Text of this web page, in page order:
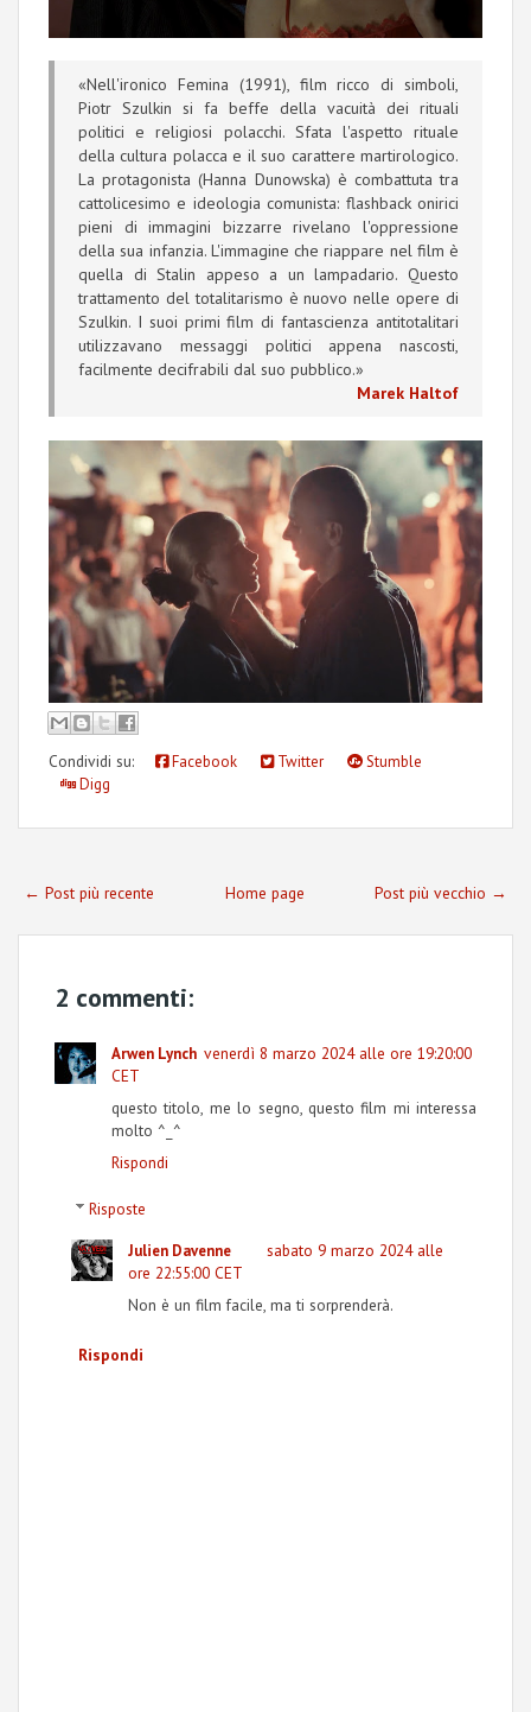
«Nell'ironico Femina (1991), film ricco di simboli,
Piotr Szulkin si fa beffe della vacuità dei rituali
politici e religiosi polacchi. Sfata l'aspetto rituale
della cultura polacca e il suo carattere martirologico.
La protagonista (Hanna Dunowska) è combattuta tra
cattolicesimo e ideologia comunista: flashback onirici
pieni di immagini bizzarre rivelano l'oppressione
della sua infanzia. L'immagine che riappare nel film è
quella di Stalin appeso a un lampadario. Questo
trattamento del totalitarismo è nuovo nelle opere di
Szulkin. I suoi primi film di fantascienza antitotalitari
utilizzavano messaggi politici appena nascosti,
facilmente decifrabili dal suo pubblico.»
Marek Haltof
Condividi su: Facebook Twitter
Stumble
Digg
← Post più recente Post più vecchio →
Home page
2 commenti:
Arwen Lynch venerdì 8 marzo 2024 alle ore 19:20:00
CET
questo titolo, me lo segno, questo film mi interessa
molto ^_^
Rispondi
Risposte
Julien Davenne
sabato 9 marzo 2024 alle
ore 22:55:00 CET
Non è un film facile, ma ti sorprenderà.
Rispondi